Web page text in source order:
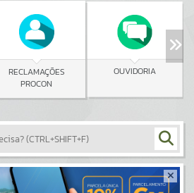
RECLAMAÇÕES
PROCON
OUVIDORIA